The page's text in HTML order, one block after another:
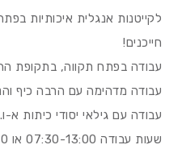
לקייטנות אנגלית איכותיות
חייכנים!
עבודה בפתח תקווה, בתקופת
עבודה מדהימה עם הרבה כיף
עבודה עם גילאי יסודי כיתות א-ו.
שעות עבודה 07:30-13:00 או 07:30-16:00.